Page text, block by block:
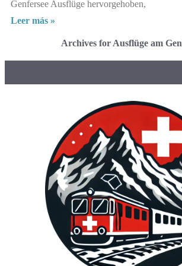
Genfersee Ausflüge hervorgehoben,
Leer más »
Archives for Ausflüge am